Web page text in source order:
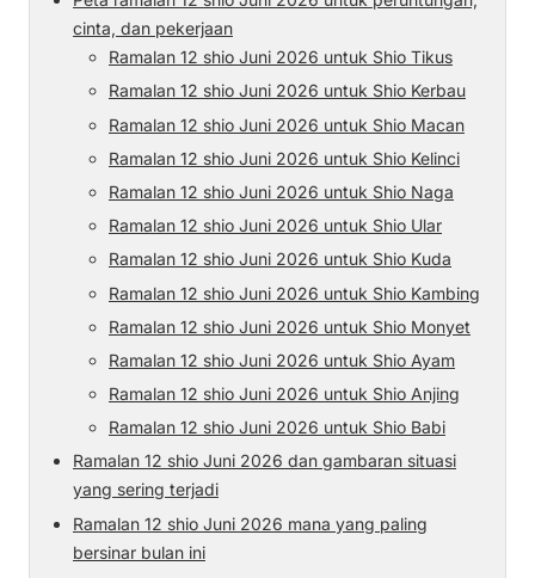
cinta, dan pekerjaan
Ramalan 12 shio Juni 2026 untuk Shio Tikus
Ramalan 12 shio Juni 2026 untuk Shio Kerbau
Ramalan 12 shio Juni 2026 untuk Shio Macan
Ramalan 12 shio Juni 2026 untuk Shio Kelinci
Ramalan 12 shio Juni 2026 untuk Shio Naga
Ramalan 12 shio Juni 2026 untuk Shio Ular
Ramalan 12 shio Juni 2026 untuk Shio Kuda
Ramalan 12 shio Juni 2026 untuk Shio Kambing
Ramalan 12 shio Juni 2026 untuk Shio Monyet
Ramalan 12 shio Juni 2026 untuk Shio Ayam
Ramalan 12 shio Juni 2026 untuk Shio Anjing
Ramalan 12 shio Juni 2026 untuk Shio Babi
Ramalan 12 shio Juni 2026 dan gambaran situasi
yang sering terjadi
Ramalan 12 shio Juni 2026 mana yang paling
bersinar bulan ini